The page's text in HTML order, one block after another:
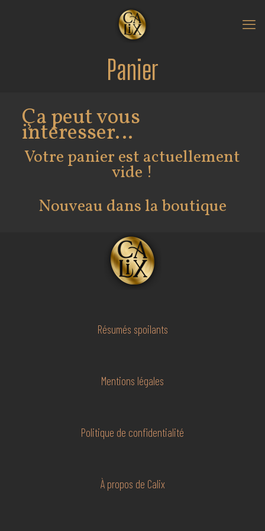
Panier
Ça peut vous
intéresser…
Votre panier est actuellement
vide !
Nouveau dans la boutique
Résumés spoilants
Mentions légales
Politique de confidentialité
À propos de Calix